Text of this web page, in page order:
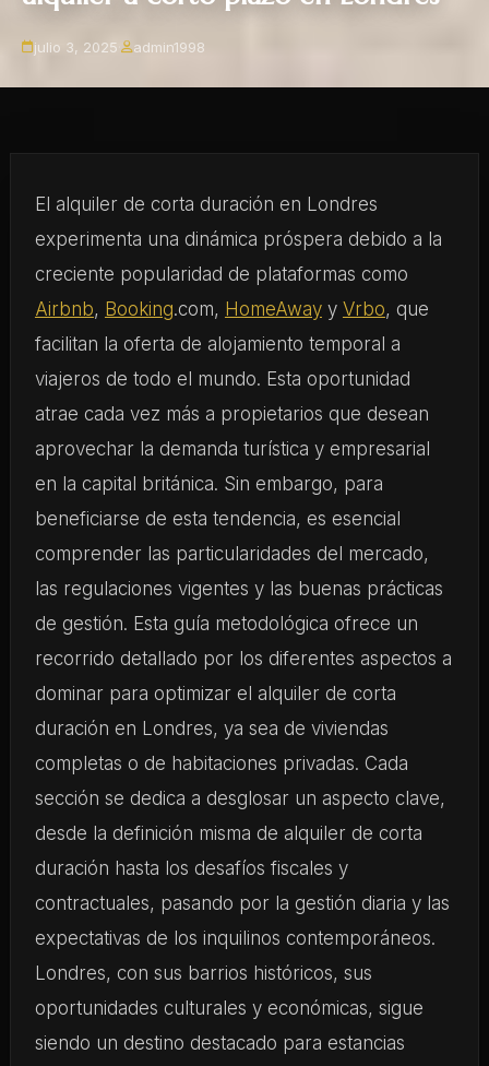
julio 3, 2025 admin1998
El alquiler de corta duración en Londres
experimenta una dinámica próspera debido a la
creciente popularidad de plataformas como
Airbnb, Booking.com, HomeAwayy Vrbo, que
facilitan la oferta de alojamiento temporal a
viajeros de todo el mundo. Esta oportunidad
atrae cada vez más a propietarios que desean
aprovechar la demanda turística y empresarial
en la capital británica. Sin embargo, para
beneficiarse de esta tendencia, es esencial
comprender las particularidades del mercado,
las regulaciones vigentes y las buenas prácticas
de gestión. Esta guía metodológica ofrece un
recorrido detallado por los diferentes aspectos a
dominar para optimizar el alquiler de corta
duración en Londres, ya sea de viviendas
completas o de habitaciones privadas. Cada
sección se dedica a desglosar un aspecto clave,
desde la definición misma de alquiler de corta
duración hasta los desafíos fiscales y
contractuales, pasando por la gestión diaria y las
expectativas de los inquilinos contemporáneos.
Londres, con sus barrios históricos, sus
oportunidades culturales y económicas, sigue
siendo un destino destacado para estancias